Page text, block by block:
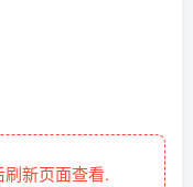
新页面查看.